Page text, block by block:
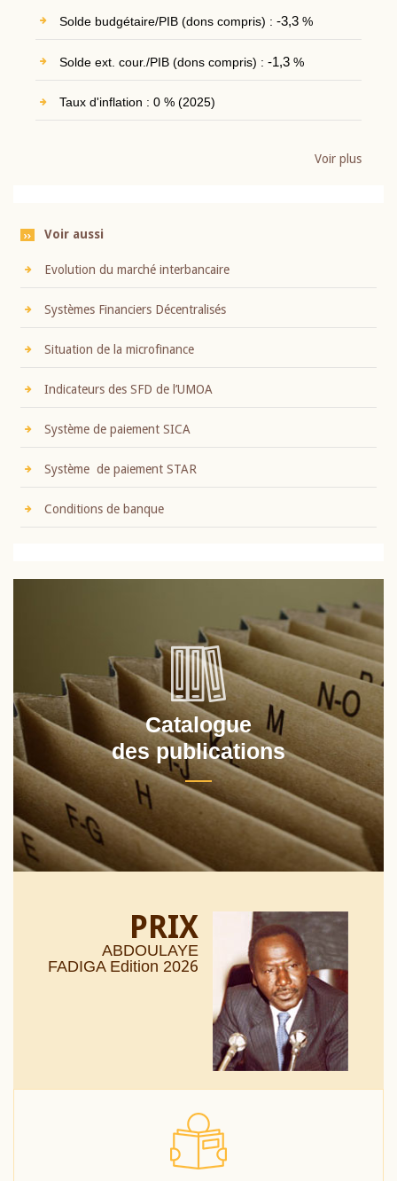
Solde budgétaire/PIB (dons compris) : -3,3%
Solde ext. cour./PIB (dons compris) : -1,3%
Taux d'inflation : 0 % (2025)
Voir plus
Voir aussi
Evolution du marché interbancaire
Systèmes Financiers Décentralisés
Situation de la microfinance
Indicateurs des SFD de l’UMOA
Système de paiement SICA
Système de paiement STAR
Conditions de banque
Catalogue
des publications
PRIX
ABDOULAYE
FADIGA Edition 2026